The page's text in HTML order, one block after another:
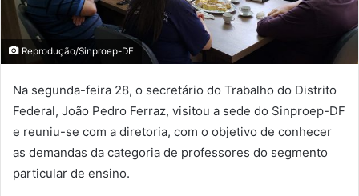
Reprodução/Sinproep-DF
Na segunda-feira 28, o secretário do Trabalho do Distrito
Federal, João Pedro Ferraz, visitou a sede do Sinproep-DF
e reuniu-se com a diretoria, com o objetivo de conhecer
as demandas da categoria de professores do segmento
particular de ensino.